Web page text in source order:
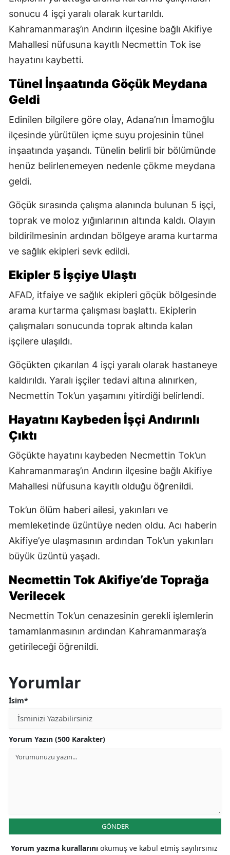
sonucu 4 işçi yaralı olarak kurtarıldı.
Kahramanmaraş’ın Andırın ilçesine bağlı Akifiye
Mahallesi nüfusuna kayıtlı Necmettin Tok ise
hayatını kaybetti.
Tünel İnşaatında Göçük Meydana
Geldi
Edinilen bilgilere göre olay, Adana’nın İmamoğlu
ilçesinde yürütülen içme suyu projesinin tünel
inşaatında yaşandı. Tünelin belirli bir bölümünde
henüz belirlenemeyen nedenle çökme meydana
geldi.
Göçük sırasında çalışma alanında bulunan 5 işçi,
toprak ve moloz yığınlarının altında kaldı. Olayın
bildirilmesinin ardından bölgeye arama kurtarma
ve sağlık ekipleri sevk edildi.
Ekipler 5 İşçiye Ulaştı
AFAD, itfaiye ve sağlık ekipleri göçük bölgesinde
arama kurtarma çalışması başlattı. Ekiplerin
çalışmaları sonucunda toprak altında kalan
işçilere ulaşıldı.
Göçükten çıkarılan 4 işçi yaralı olarak hastaneye
kaldırıldı. Yaralı işçiler tedavi altına alınırken,
Necmettin Tok’un yaşamını yitirdiği belirlendi.
Hayatını Kaybeden İşçi Andırınlı
Çıktı
Göçükte hayatını kaybeden Necmettin Tok’un
Kahramanmaraş’ın Andırın ilçesine bağlı Akifiye
Mahallesi nüfusuna kayıtlı olduğu öğrenildi.
Tok’un ölüm haberi ailesi, yakınları ve
memleketinde üzüntüye neden oldu. Acı haberin
Akifiye’ye ulaşmasının ardından Tok’un yakınları
büyük üzüntü yaşadı.
Necmettin Tok Akifiye’de Toprağa
Verilecek
Necmettin Tok’un cenazesinin gerekli işlemlerin
tamamlanmasının ardından Kahramanmaraş’a
getirileceği öğrenildi.
Yorumlar
İsim*
Yorum Yazın (500 Karakter)
GÖNDER
Yorum yazma kurallarını okumuş ve kabul etmiş sayılırsınız